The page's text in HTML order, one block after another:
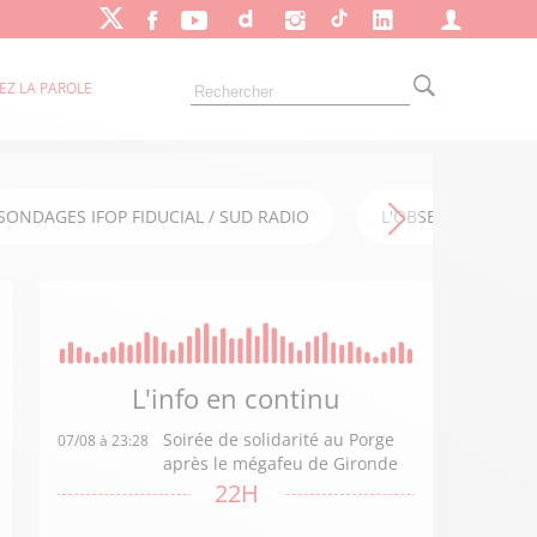
LA PAROLE
IFOP FIDUCIAL / SUD RADIO L'OBSERVATOIRE
L'info en continu
07/08 à 23:28
Soirée de solidarité au Porge
après le mégafeu de Gironde
22H